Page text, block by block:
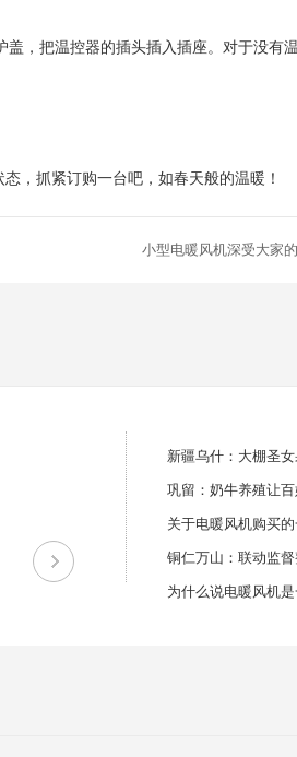
，把温控器的插头插入插座。对于没有
，抓紧订购一台吧，如春天般的温暖！
小型电暖风机深受大家
新疆乌什：大棚圣
巩留：奶牛养殖让百
关于电暖风机购买
铜仁万山：联动监
为什么说电暖风机